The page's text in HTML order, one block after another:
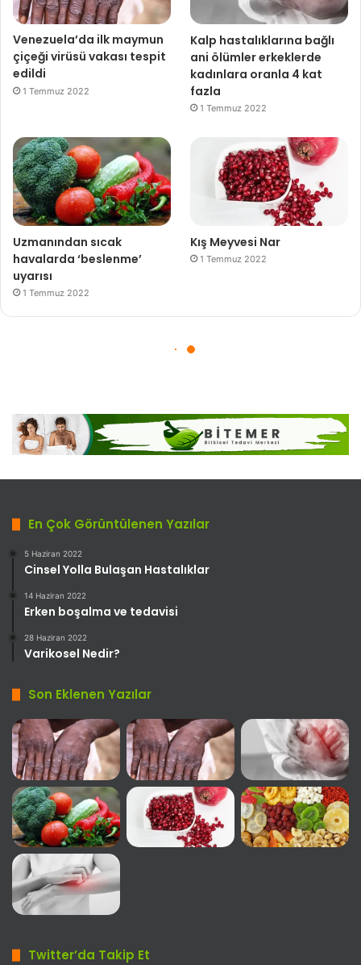
En Çok Görüntülenen Yazılar
5 Haziran 2022
Cinsel Yolla Bulaşan Hastalıklar
14 Haziran 2022
Erken boşalma ve tedavisi
28 Haziran 2022
Varikosel Nedir?
Son Eklenen Yazılar
Twitter’da Takip Et